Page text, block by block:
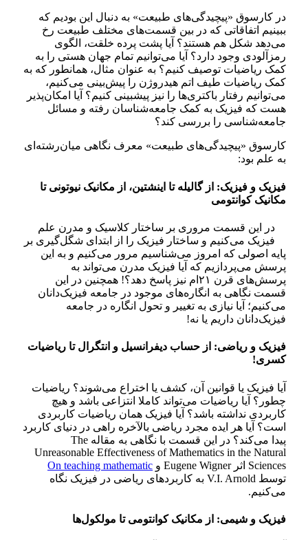
در کارسوق «پیچیدگی‌های طبیعت» به دنبال این بودیم که
ببینیم اتفاقاتی که در بین قسمت‌های مختلف طبیعت رخ
می‌دهد شکل هم هستند؟ آیا پشت پرده خلقت، الگوی
رمز‌آلودی وجود دارد؟ آیا می‌توانیم تمام جهان هستی را به
کمک ریاضیات توصیف کنیم؟ به عنوان مثال، همانطور که به
کمک ریاضیات طیف اتم هیدروژن را پیش‌بینی می‌کنیم،
می‌توانیم رفتار باکتری‌ها را نیز پیشبینی کنیم؟ آیا امکان‌پذیر
هست که فیزیک به کمک جامعه‌شناسان رفته و مسائل
جامعه‌شناسی را بررسی کند؟
کارسوق «پیچیدگی‌های طبیعت» معرف نگاهی میان‌رشته‌ای
به علم بود:
فیزیک و فیزیک: از گالیله تا اینشتین، از مکانیک نیوتونی تا
مکانیک کوانتومی
در این قسمت مروری بر ساختار کلاسیک و مدرن علم
فیزیک می‌کنیم و ساختار فیزیک را از ابتدای شگل‌گیری بر
پایه اصولی که امروز می‌شناسیم مرور می‌کنیم و به این
پرسش می‌پردازیم که آیا فیزیک مدرن می‌تواند به
پرسش‌های قرن ۲۱‌ام نیز پاسخ دهد؟! همچنین در این
قسمت نگاهی به انگاره‌های موجود در جامعه فیزیک‌دانان
می‌کنیم؛ آیا نیازی به تغییر و تحول انگاره در جامعه
فیزیک‌دانان داریم یا نه!
فیزیک و ریاضی: از حساب دیفرانسیل و انتگرال تا ریاضیات
کسری!
آیا فیزیک یا قوانین آن، کشف یا اختراع می‌شوند؟ ریاضیات
چطور؟ آیا ریاضیات می‌تواند کاملا انتزاعی باشد و هیچ
کاربردی نداشته باشد؟ آیا فیزیک همان ریاضیات کاربردی
است؟ آیا هر ایده مجرد ریاضی بالآخره راهی در دنیای کاربرد
پیدا می‌کند؟ در این قسمت با نگاهی به مقاله The
Unreasonable Effectiveness of Mathematics in the Natural
Sciences اثر Eugene Wigner و
On teaching mathematic
توسط V.I. Arnold به کاربرد‌های ریاضی در فیزیک نگاه
می‌کنیم.
فیزیک و شیمی: از مکانیک کوانتومی تا مولکول‌ها